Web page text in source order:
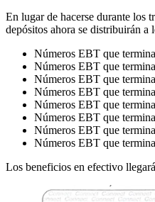
En lugar de hacerse durante los
depósitos ahora se distribuirán a
Números EBT que
Números EBT que
Números EBT que
Números EBT que
Números EBT que
Números EBT que
Números EBT que
Números EBT que
Los beneficios en efectivo